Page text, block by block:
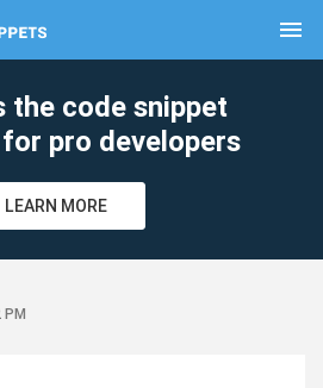
menu
the code snippet
pro developers
LEARN MORE
clear